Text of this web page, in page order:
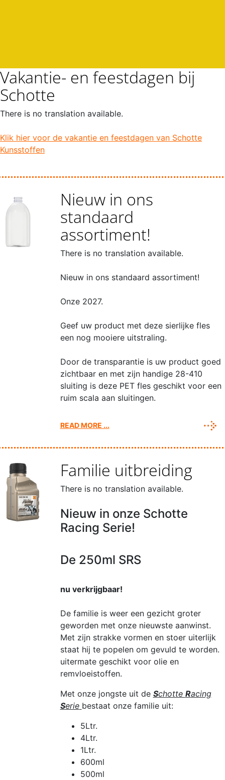
Vakantie- en feestdagen bij
Schotte
There is no translation available.
Klik hier voor de vakantie en feestdagen van Schotte
Kunsstoffen
Nieuw in ons
standaard
assortiment!
There is no translation available.
Nieuw in ons standaard assortiment!
Onze 2027.
Geef uw product met deze sierlijke fles
een nog mooiere uitstraling.
Door de transparantie is uw product goed
zichtbaar en met zijn handige 28-410
sluiting is deze PET fles geschikt voor een
ruim scala aan sluitingen.
READ MORE ...
Familie uitbreiding
There is no translation available.
Nieuw in onze Schotte
Racing Serie!
De 250ml SRS
nu verkrijgbaar!
De familie is weer een gezicht groter
geworden met onze nieuwste aanwinst.
Met zijn strakke vormen en stoer uiterlijk
staat hij te popelen om gevuld te worden.
uitermate geschikt voor olie en
remvloeistoffen.
Met onze jongste uit de Schotte Racing
Serie bestaat onze familie uit:
5Ltr.
4Ltr.
1Ltr.
600ml
500ml